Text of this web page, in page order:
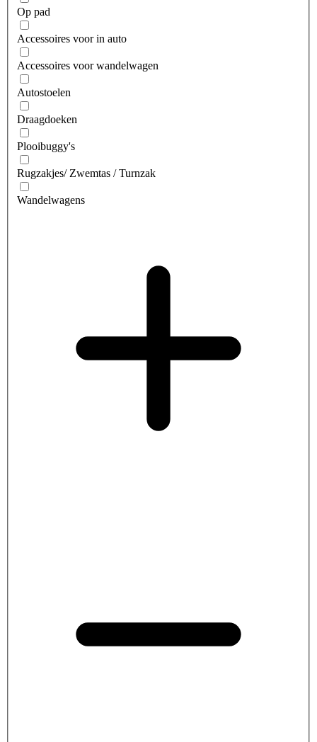
Op pad
Accessoires voor in auto
Accessoires voor wandelwagen
Autostoelen
Draagdoeken
Plooibuggy's
Rugzakjes/ Zwemtas / Turnzak
Wandelwagens